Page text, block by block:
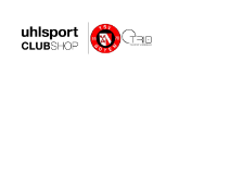
springen